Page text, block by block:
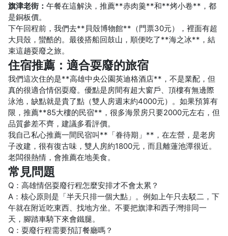
旗津老街： 午餐在這解決，推薦**赤肉羹**和**烤小卷**，都
是銅板價。
下午回程前，我們去**貝殼博物館**（門票30元），裡面有超
大貝殼，蠻酷的。最後搭船回鼓山，順便吃了**海之冰**，結
束這趟耍廢之旅。
住宿推薦：適合耍廢的旅宿
我們這次住的是**高雄中央公園英迪格酒店**，不是業配，但
真的很適合情侶耍廢。優點是房間有超大窗戶、頂樓有無邊際
泳池，缺點就是貴了點（雙人房週末約4000元）。如果預算有
限，推薦**85大樓的民宿**，很多海景房只要2000元左右，但
品質參差不齊，建議多看評價。
我自己私心推薦一間民宿叫**「眷待期」**，在左營，是老房
子改建，很有復古味，雙人房約1800元，而且離蓮池潭很近。
老闆很熱情，會推薦在地美食。
常見問題
Q：高雄情侶耍廢行程怎麼安排才不會太累？
A：核心原則是「半天只排一個大點」。例如上午只去駁二，下
午就在附近吃東西、找地方坐。不要把旗津和西子灣排同一
天，腳踏車騎下來會鐵腿。
Q：耍廢行程需要預訂餐廳嗎？